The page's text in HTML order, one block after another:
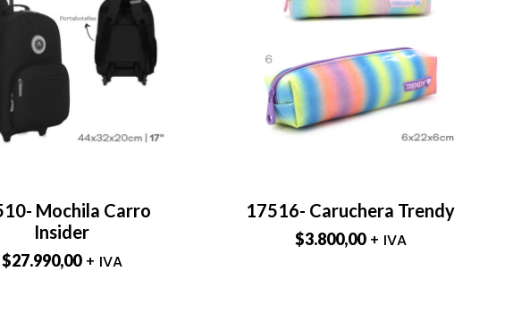
Mochila Carro
Insider
$27.990,00 + IVA
17516- Caruchera Trendy
$3.800,00 + IVA